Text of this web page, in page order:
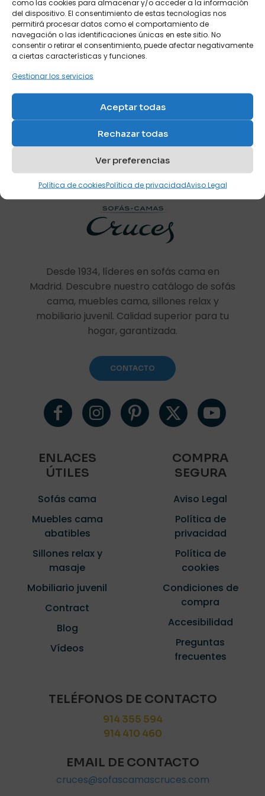
como las cookies para almacenar y/o acceder a la información
del dispositivo. El consentimiento de estas tecnologías nos
permitirá procesar datos como el comportamiento de
navegación o las identificaciones únicas en este sitio. No
consentir o retirar el consentimiento, puede afectar negativamente
a ciertas características y funciones.
Gestionar los servicios
Aceptar todas
Rechazar todas
Ver preferencias
Política de cookiesPolítica de privacidadAviso Legal
Nombre*
Correo
Guarda mi nombre, correo electrónico y web en este
navegador para la próxima vez que comente.
Habitación juvenil
individual para
adolescente
Ref: S2
Desde 1934, líderes en sofás cama en
Madrid. Descubre nuestro catálogo de sofás
cama, muebles cama, sillones relax y
mobiliario juvenil. Calidad superior para tu
hogar, garantizada.
CONTACTO
ENLACES
ÚTILES
Sofás cama
Muebles cama
abatibles
Sillones relax y
masaje
Mobiliario juvenil
Contract
Blog
Vídeos
COMPRA
SEGURA
Aviso Legal
Política de
privacidad
Política de
cookies
Condiciones de
compra
Accesibilidad
Preguntas
frecuentes
TELÉFONOS DE CONTACTO
914 355 594
914 410 460
EMAIL DE CONTACTO
cruces@sofascamascruces.com